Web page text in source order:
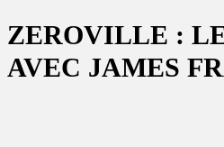
ZEROVILLE :
AVEC JAMES